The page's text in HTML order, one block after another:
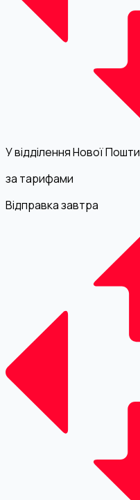
У відділення Нової Пошти
за тарифами
Відправка завтра